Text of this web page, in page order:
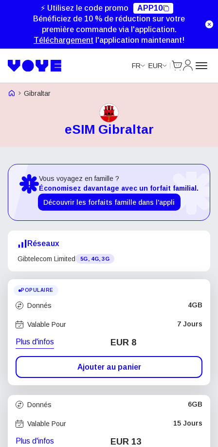
⚡ Utilisez le code promo
APP10
Bénéficiez de 10 % de réduction sur votre
première commande via l'application.
Téléchargement l'application maintenant!
FR EUR
Voye Homepage
Gibraltar
eSIM Gibraltar
Vous voyagez en famille ?
Économisez davantage avec un forfait familial.
Découvrir les forfaits famille dans l'appli
Réseaux
Gibtelecom Limited 5G, 4G, 3G
POPULAIRE
Donnés 4GB
Valable Pour 7 Jours
Plus d'infos EUR 8
Ajouter au panier
Donnés 6GB
Valable Pour 15 Jours
Plus d'infos EUR 13